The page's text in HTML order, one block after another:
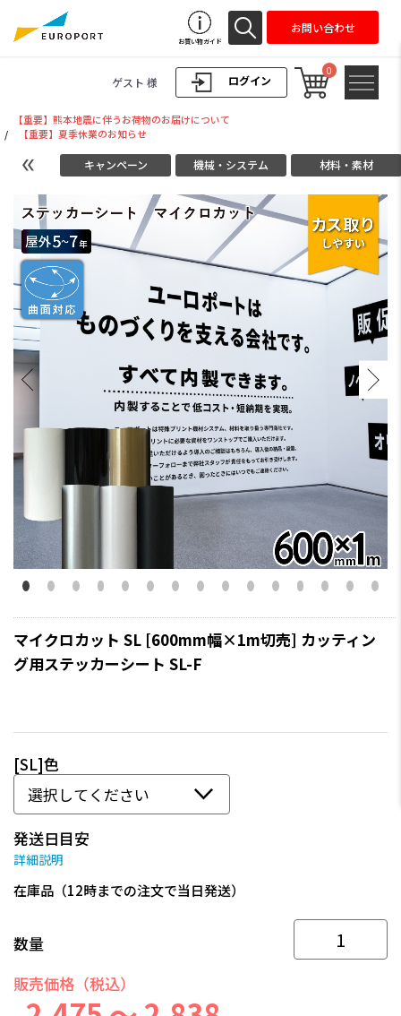
ログイン
ゲスト 様
0
お買い物ガイド
お問い合わせ
【重要】熊本地震に伴うお荷物のお届けについて
/
【重要】夏季休業のお知らせ
キャンペーン 機械・システム 材料・素材
マイクロカット SL [600mm幅×1m切売] カッティン
グ用ステッカーシート SL-F
[SL]色
発送日目安
詳細説明
在庫品（12時までの注文で当日発送）
数量
販売価格（税込）